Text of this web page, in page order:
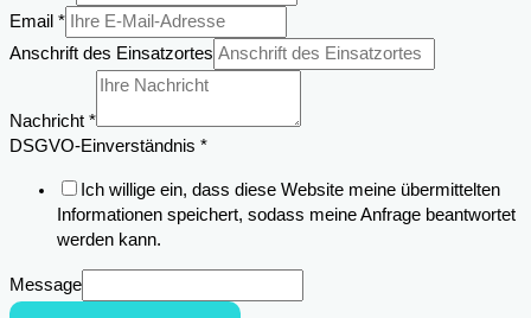
Nachricht
Einsatzortes
Email *
Anschrift des Einsatzortes
Nachricht *
DSGVO-Einverständnis *
Ich willige ein, dass diese Website meine übermittelten
Informationen speichert, sodass meine Anfrage beantwortet
werden kann.
Message